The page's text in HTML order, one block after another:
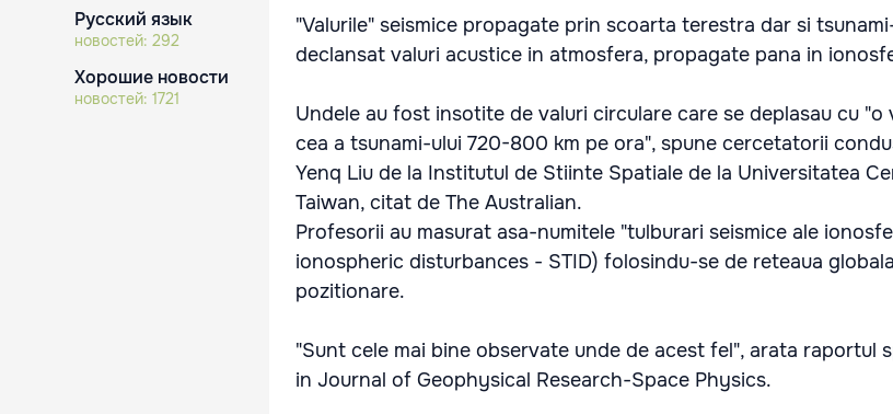
Русский язык
новостей: 292
Хорошие новости
новостей: 1721
"Valurile" seismice propagate prin scoarta terestra dar si
declansat valuri acustice in atmosfera, propagate pana in
Undele au fost insotite de valuri circulare care se deplasau cu
cea a tsunami-ului 720-800 km pe ora", spune cercetatorii
Yenq Liu de la Institutul de Stiinte Spatiale de la Universitatea
Taiwan, citat de The Australian.
Profesorii au masurat asa-numitele "tulburari seismice ale
ionospheric disturbances - STID) folosindu-se de reteaua
pozitionare.
"Sunt cele mai bine observate unde de acest fel", arata raportul
in Journal of Geophysical Research-Space Physics.